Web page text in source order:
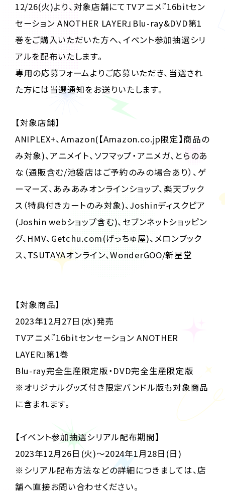
12/26(火)より、対象店舗にてTVアニメ『16bitセン
セーション ANOTHER LAYER』Blu-ray&DVD第1
巻をご購入いただいた方へ、イベント参加抽選シリ
アルを配布いたします。
専用の応募フォームよりご応募いただき、当選され
た方には当選通知をお送りいたします。
【対象店舗】
ANIPLEX+、Amazon(【Amazon.co.jp限定】商品の
み対象)、アニメイト、ソフマップ・アニメガ、とらのあ
な（通販含む/池袋店はご予約のみの場合あり）、ゲ
ーマーズ、あみあみオンラインショップ、楽天ブック
ス（特典付きカートのみ対象)、Joshinディスクピア
(Joshin webショップ含む)、セブンネットショッピン
グ、HMV、Getchu.com(げっちゅ屋)、メロンブック
ス、TSUTAYAオンライン、WonderGOO/新星堂
【対象商品】
2023年12月27日(水)発売
TVアニメ『16bitセンセーション ANOTHER
LAYER』第1巻
Blu-ray完全生産限定版・DVD完全生産限定版
※オリジナルグッズ付き限定バンドル版も対象商品
に含まれます。
【イベント参加抽選シリアル配布期間】
2023年12月26日(火)～2024年1月28日(日)
※シリアル配布方法などの詳細につきましては、店
舗へ直接お問い合わせください。